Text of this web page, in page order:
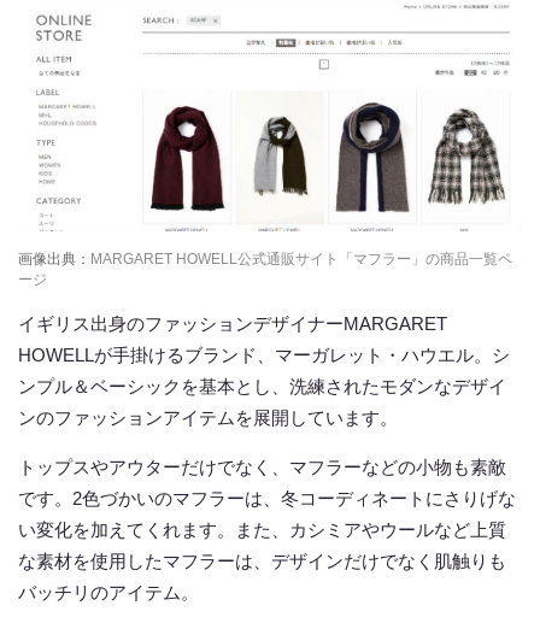
画像出典： MARGARET HOWELL公式通販サイト「マフラー」の商品一覧ペ
ージ
イギリス出身のファッションデザイナーMARGARET
HOWELLが手掛けるブランド、マーガレット・ハウエル。シ
ンプル＆ベーシックを基本とし、洗練されたモダンなデザイ
ンのファッションアイテムを展開しています。
トップスやアウターだけでなく、マフラーなどの小物も素敵
です。2色づかいのマフラーは、冬コーディネートにさりげな
い変化を加えてくれます。また、カシミアやウールなど上質
な素材を使用したマフラーは、デザインだけでなく肌触りも
バッチリのアイテム。